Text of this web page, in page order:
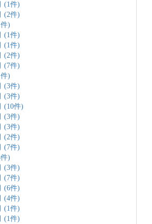
(1件)
(2件)
)
(1件)
(1件)
(2件)
(7件)
)
(3件)
(3件)
(10件)
(3件)
(3件)
(2件)
(7件)
)
(3件)
(7件)
(6件)
(4件)
(1件)
(1件)